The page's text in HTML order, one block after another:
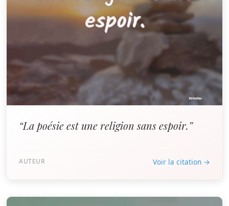
“La poésie est une religion sans espoir.”
AUTEUR Voir la citation →